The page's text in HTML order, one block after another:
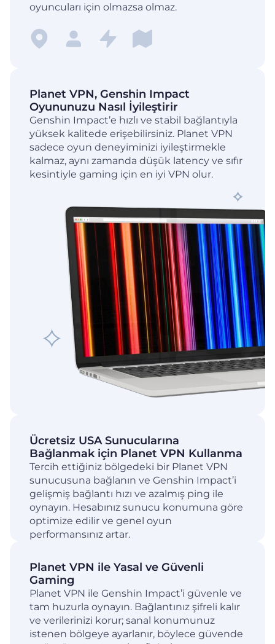
oyuncuları için olmazsa olmaz.
Planet VPN, Genshin Impact
Oyununuzu Nasıl İyileştirir
Genshin Impact’e hızlı ve stabil bağlantıyla
yüksek kalitede erişebilirsiniz. Planet VPN
sadece oyun deneyiminizi iyileştirmekle
kalmaz, aynı zamanda düşük latency ve sıfır
kesintiyle gaming için en iyi VPN olur.
Ücretsiz USA Sunucularına
Bağlanmak için Planet VPN Kullanma
Tercih ettiğiniz bölgedeki bir Planet VPN
sunucusuna bağlanın ve Genshin Impact’i
gelişmiş bağlantı hızı ve azalmış ping ile
oynayın. Hesabınız sunucu konumuna göre
optimize edilir ve genel oyun
performansınız artar.
Planet VPN ile Yasal ve Güvenli
Gaming
Planet VPN ile Genshin Impact’i güvenle ve
tam huzurla oynayın. Bağlantınız şifreli kalır
ve verilerinizi korur; sanal konumunuz
istenen bölgeye ayarlanır, böylece güvende